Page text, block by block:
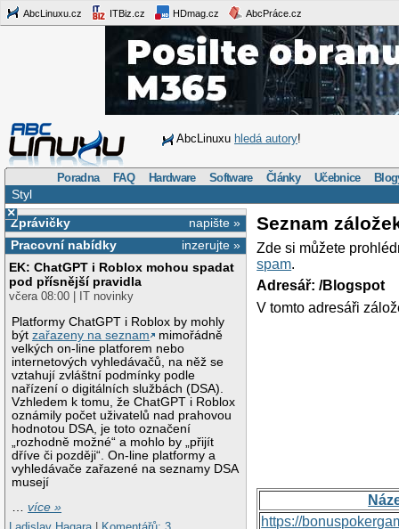
AbcLinuxu.cz ITBiz.cz HDmag.cz AbcPráce.cz
AbcLinuxu hledá autory!
Poradna FAQ Hardware Software Články Učebnice
Styl
×
napište »
Zprávičky
inzerujte »
Pracovní nabídky
EK: ChatGPT i Roblox mohou spadat
pod přísnější pravidla
včera 08:00 | IT novinky
Platformy ChatGPT i Roblox by mohly
býtzařazeny na seznam
mimořádně
velkých on-line platforem nebo
internetových vyhledávačů, na něž se
vztahují zvláštní podmínky podle
nařízení o digitálních službách (DSA).
Vzhledem k tomu, že ChatGPT i Roblox
oznámily počet uživatelů nad prahovou
hodnotou DSA, je toto označení
„rozhodně možné“ a mohlo by „přijít
dříve či později“. On-line platformy a
vyhledávače zařazené na seznamy DSA
musejí
…více »
Seznam
Zde si můžete
spam.
Adresář: /Blogspot
V tomto adresáři
https://